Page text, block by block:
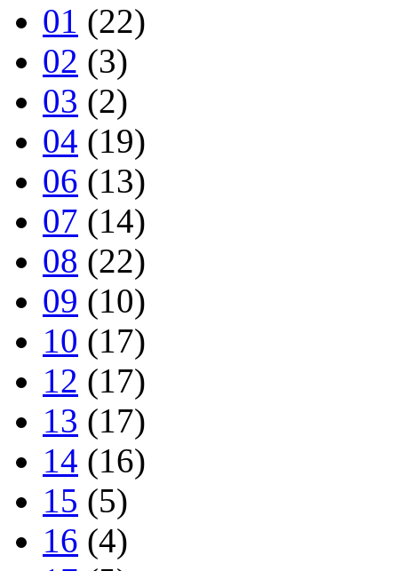
01 (22)
02 (3)
03 (2)
04 (19)
06 (13)
07 (14)
08 (22)
09 (10)
10 (17)
12 (17)
13 (17)
14 (16)
15 (5)
16 (4)